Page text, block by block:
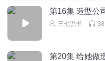
第16集 造型公
三七说书 38
第20集 给她做